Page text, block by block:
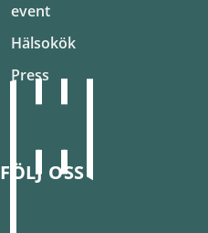
event
Hälsokök
Press
FÖLJ OSS